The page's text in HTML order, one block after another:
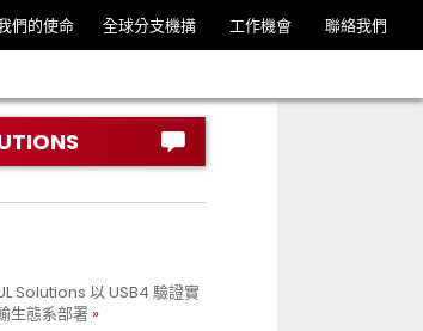
們的使命 全球分支機搆 工作機會 聯絡我們
Solutions 以 USB4 驗證實
生態系部署